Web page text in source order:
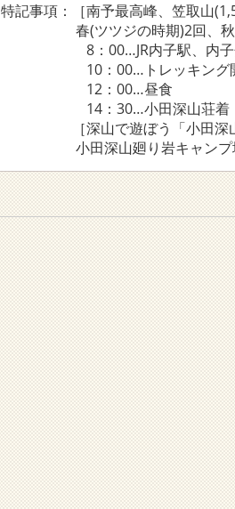
特記事項：［南予最高峰、笠取山
春(ツツジの時期)2回、秋(
8：00…JR内子駅、内子分庁
10：00…トレッキング
12：00…昼食
14：30…小田深山荘着（バス
［深山で遊ぼう「小田深山ネ
小田深山廻り岩キャンプ場